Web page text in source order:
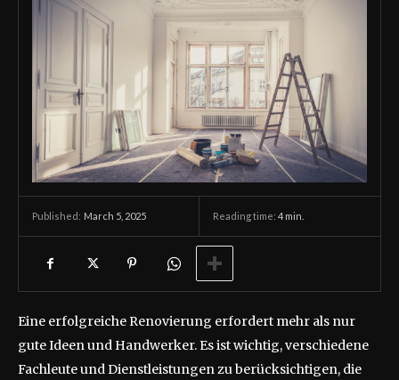
Published: March 5, 2025 Reading time: 4 min.
Eine erfolgreiche Renovierung erfordert mehr als nur
gute Ideen und Handwerker. Es ist wichtig, verschiedene
Fachleute und Dienstleistungen zu berücksichtigen, die